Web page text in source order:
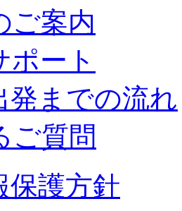
ご案内
ポート
発までの流れ
ご質問
保護方針